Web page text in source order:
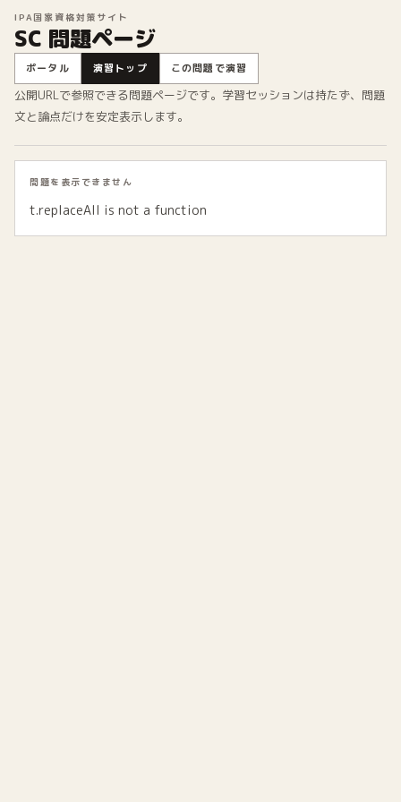
IPA国家資格対策サイト
SC 問題ページ
ポータル 演習トップ この問題で演習
公開URLで参照できる問題ページです。学習セッションは持たず、問題
文と論点だけを安定表示します。
問題を表示できません
t.replaceAll is not a function